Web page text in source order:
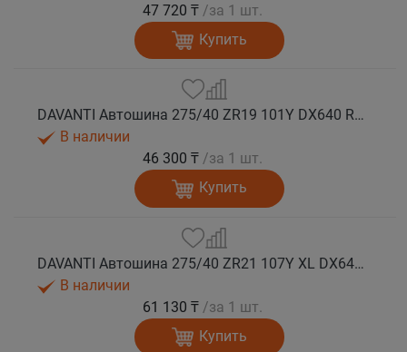
47 720 ₸ /за 1 шт.
Купить
DAVANTI Автошина 275/40 ZR19 101Y DX640 RPR лето
В наличии
46 300 ₸ /за 1 шт.
Купить
DAVANTI Автошина 275/40 ZR21 107Y XL DX640 RPR лето
В наличии
61 130 ₸ /за 1 шт.
Купить